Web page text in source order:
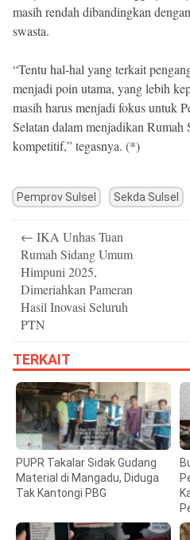
masih rendah dibandingkan
swasta.
“Tentu hal-hal yang terkait
menjadi poin utama, yang lebih
masih harus menjadi fokus untuk
Selatan dalam menjadikan Rumah
kompetitif,” tegasnya. (*)
Pemprov Sulsel Sekda Sulsel
navigation
← IKA Unhas Tuan
Rumah Sidang Umum
Himpuni 2025,
Dimeriahkan Pameran
Hasil Inovasi Seluruh
PTN
TERKAIT
PUPR Takalar Sidak Gudang
Material di Mangadu, Diduga
Tak Kantongi PBG